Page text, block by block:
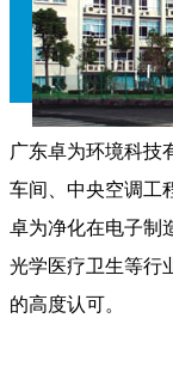
广东卓为环境科技
车间、中央空调工
卓为净化在电子制
光学医疗卫生等行
的高度认可。